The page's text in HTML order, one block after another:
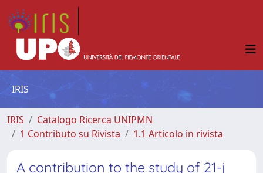
IRIS
IRIS
Catalogo Ricerca UNIPMN
1 Contributo su Rivista
1.1 Articolo in rivista
A contribution to the study of 21-j